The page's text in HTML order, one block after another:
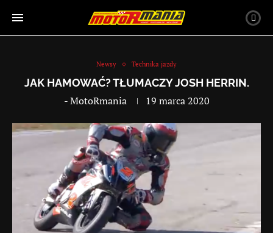
Newsy Technika jazdy
JAK HAMOWAĆ? TŁUMACZY JOSH HERRIN.
-MotoRmania 19 marca 2020